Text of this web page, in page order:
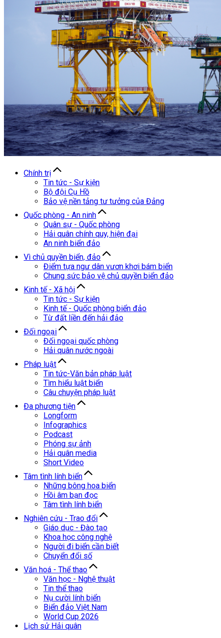
Chính trị
Tin tức - Sự kiện
Bộ đội Cụ Hồ
Bảo vệ nền tảng tư tưởng của Đảng
Quốc phòng - An ninh
Quân sự - Quốc phòng
Hải quân chính quy, hiện đại
An ninh biển đảo
Vì chủ quyền biển, đảo
Điểm tựa ngư dân vươn khơi bám biển
Chung sức bảo vệ chủ quyền biển đảo
Kinh tế - Xã hội
Tin tức - Sự kiện
Kinh tế - Quốc phòng biển đảo
Từ đất liền đến hải đảo
Đối ngoại
Đối ngoại quốc phòng
Hải quân nước ngoài
Pháp luật
Tin tức-Văn bản pháp luật
Tìm hiểu luật biển
Câu chuyện pháp luật
Đa phương tiện
Longform
Infographics
Podcast
Phóng sự ảnh
Hải quân media
Short Video
Tâm tình lính biển
Những bông hoa biển
Hồi âm bạn đọc
Tâm tình lính biển
Nghiên cứu - Trao đổi
Giáo dục - Đào tạo
Khoa học công nghệ
Người đi biển cần biết
Chuyển đổi số
Văn hoá - Thể thao
Văn học - Nghệ thuật
Tin thể thao
Nụ cười lính biển
Biển đảo Việt Nam
World Cup 2026
Lịch sử Hải quân